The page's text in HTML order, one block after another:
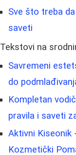
Sve što treba
saveti
Tekstovi na
Savremeni
do
Kompletan
pravila i saveti
Aktivni Kiseonik
Kozmetički